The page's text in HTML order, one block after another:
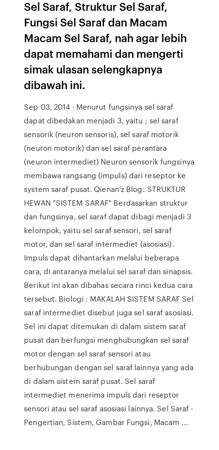
Sel Saraf, Struktur Sel Saraf,
Fungsi Sel Saraf dan Macam
Macam Sel Saraf, nah agar lebih
dapat memahami dan mengerti
simak ulasan selengkapnya
dibawah ini.
Sep 03, 2014 · Menurut fungsinya sel saraf
dapat dibedakan menjadi 3, yaitu ; sel saraf
sensorik (neuron sensoris), sel saraf motorik
(neuron motorik) dan sel saraf perantara
(neuron intermediet) Neuron sensorik fungsinya
membawa rangsang (impuls) dari reseptor ke
system saraf pusat. Qienan'z Blog: STRUKTUR
HEWAN "SISTEM SARAF" Berdasarkan struktur
dan fungsinya, sel saraf dapat dibagi menjadi 3
kelompok, yaitu sel saraf sensori, sel saraf
motor, dan sel saraf intermediet (asosiasi).
Impuls dapat dihantarkan melalui beberapa
cara, di antaranya melalui sel saraf dan sinapsis.
Berikut ini akan dibahas secara rinci kedua cara
tersebut. Biologi : MAKALAH SISTEM SARAF Sel
saraf intermediet disebut juga sel saraf asosiasi.
Sel ini dapat ditemukan di dalam sistem saraf
pusat dan berfungsi menghubungkan sel saraf
motor dengan sel saraf sensori atau
berhubungan dengan sel saraf lainnya yang ada
di dalam sistem saraf pusat. Sel saraf
intermediet menerima impuls dari reseptor
sensori atau sel saraf asosiasi lainnya. Sel Saraf -
Pengertian, Sistem, Gambar Fungsi, Macam ...